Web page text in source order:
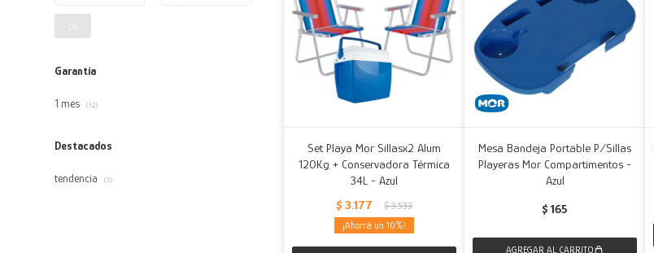
Set Playa Mor Sillasx2 Alum
120Kg + Conservadora Térmica
34L - Azul
$ 3.177 $ 3.533
10
Mesa Bandeja Portable P/Sillas
Playeras Mor Compartimentos -
Azul
$ 165
Garantía
1 mes (52)
Destacados
tendencia (3)